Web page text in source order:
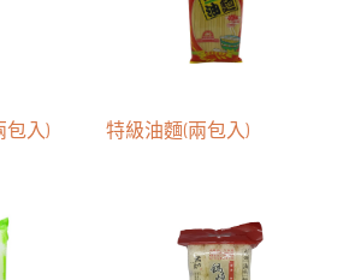
包入) 特級油麵(兩包入)